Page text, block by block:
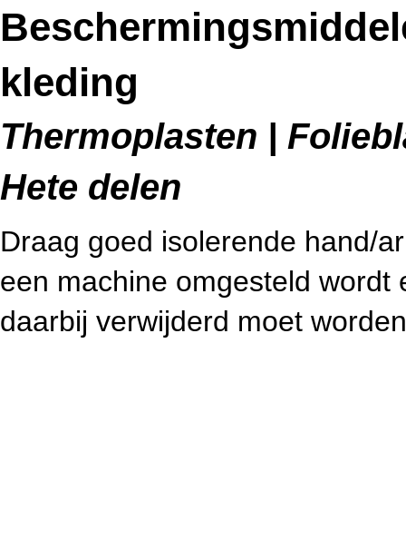
kleding
Thermoplasten |
Hete delen
Draag goed isolerende hand/
een machine omgesteld
daarbij verwijderd moet